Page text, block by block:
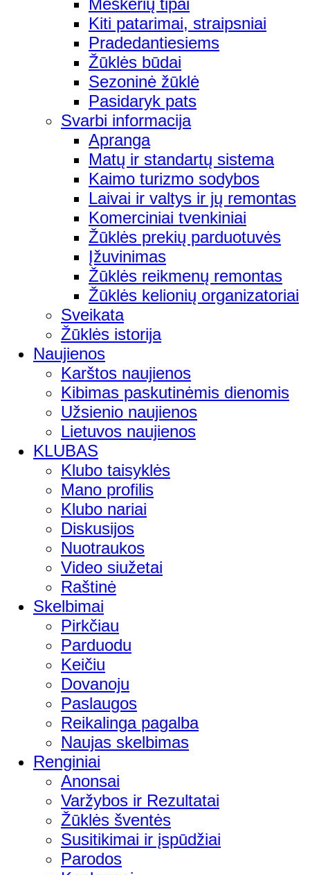
Kiti patarimai, straipsniai
Pradedantiesiems
Žūklės būdai
Sezoninė žūklė
Pasidaryk pats
Svarbi informacija
Apranga
Matų ir standartų sistema
Kaimo turizmo sodybos
Laivai ir valtys ir jų remontas
Komerciniai tvenkiniai
Žūklės prekių parduotuvės
Įžuvinimas
Žūklės reikmenų remontas
Žūklės kelionių organizatoriai
Sveikata
Žūklės istorija
Naujienos
Karštos naujienos
Kibimas paskutinėmis dienomis
Užsienio naujienos
Lietuvos naujienos
KLUBAS
Klubo taisyklės
Mano profilis
Klubo nariai
Diskusijos
Nuotraukos
Video siužetai
Raštinė
Skelbimai
Pirkčiau
Parduodu
Keičiu
Dovanoju
Paslaugos
Reikalinga pagalba
Naujas skelbimas
Renginiai
Anonsai
Varžybos ir Rezultatai
Žūklės šventės
Susitikimai ir įspūdžiai
Parodos